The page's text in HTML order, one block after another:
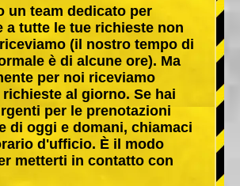
un team dedicato per
a tutte le tue richieste non
(il nostro tempo di
è di alcune ore). Ma
per noi riceviamo
al giorno. Se hai
per le prenotazioni
di oggi e domani, chiamaci
d'ufficio. È il modo
metterti in contatto con